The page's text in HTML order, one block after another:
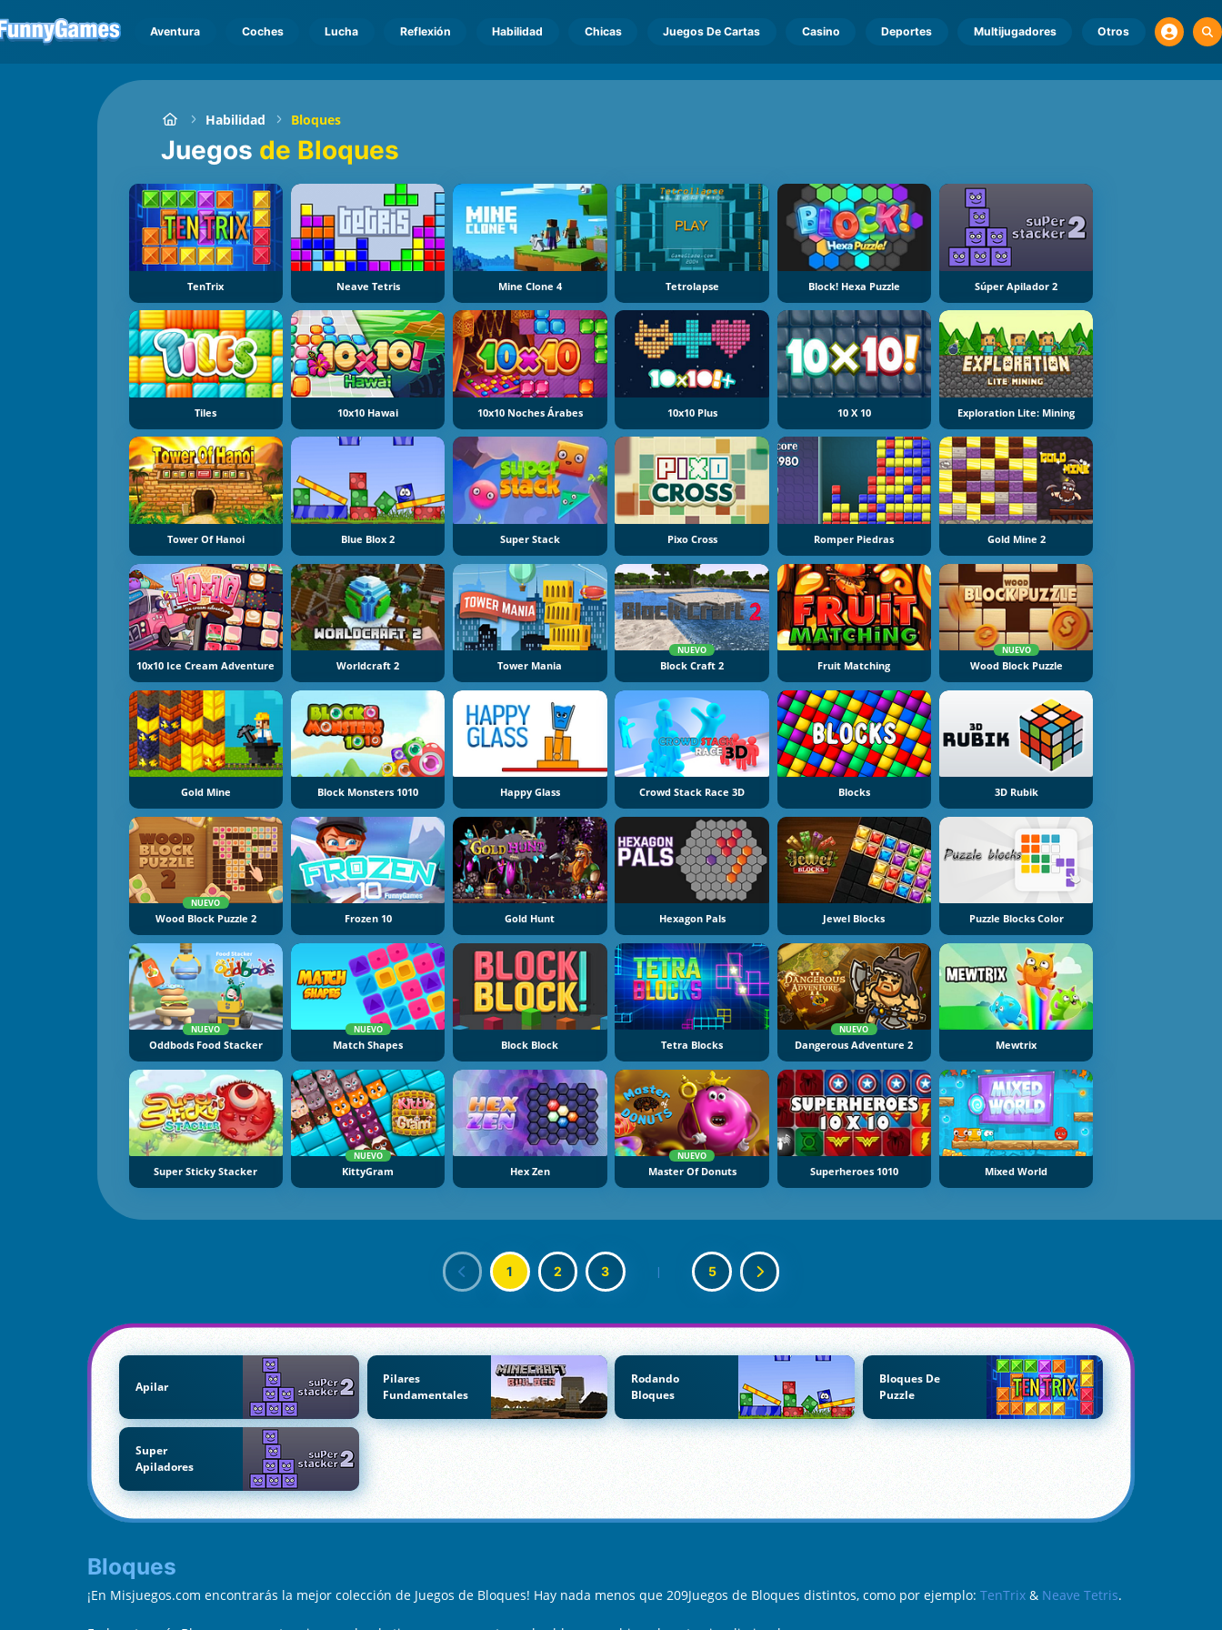
Aventura Coches Lucha Reflexión Habilidad Chicas Juegos De Cartas Casino Deportes Multijugadores Otros
Habilidad Bloques
Juegos de Bloques
TenTrix Neave Tetris Mine Clone 4 Tetrolapse Block! Hexa Puzzle Súper Apilador 2
Tiles 10x10 Hawai 10x10 Noches Árabes 10x10 Plus 10 X 10 Exploration Lite: Mining
Tower Of Hanoi Blue Blox 2 Super Stack Pixo Cross Romper Piedras Gold Mine 2
10x10 Ice Cream Adventure Worldcraft 2 Tower Mania
NUEVO
Block Craft 2 Fruit Matching
NUEVO
Wood Block Puzzle
Gold Mine Block Monsters 1010 Happy Glass Crowd Stack Race 3D Blocks 3D Rubik
NUEVO
Wood Block Puzzle 2 Frozen 10 Gold Hunt Hexagon Pals Jewel Blocks Puzzle Blocks Color
NUEVO
Oddbods Food Stacker
NUEVO
Match Shapes Block Block Tetra Blocks
NUEVO
Dangerous Adventure 2 Mewtrix
Super Sticky Stacker
NUEVO
KittyGram Hex Zen
NUEVO
Master Of Donuts Superheroes 1010 Mixed World
1 2 3 | 5
Apilar
Pilares
Fundamentales
Rodando
Bloques
Bloques De
Puzzle
Super
Apiladores
Bloques
¡En Misjuegos.com encontrarás la mejor colección de Juegos de Bloques! Hay nada menos que 209Juegos de Bloques distintos, como por ejemplo: TenTrix & Neave Tetris.